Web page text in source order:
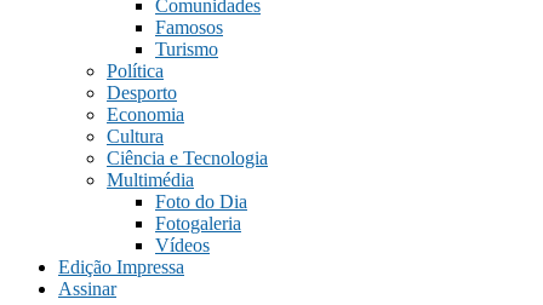
Comunidades
Famosos
Turismo
Política
Desporto
Economia
Cultura
Ciência e Tecnologia
Multimédia
Foto do Dia
Fotogaleria
Vídeos
Edição Impressa
Assinar